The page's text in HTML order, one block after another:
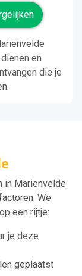
en
die je
in Marienvelde
We
een rijtje:
je deze
geplaatst